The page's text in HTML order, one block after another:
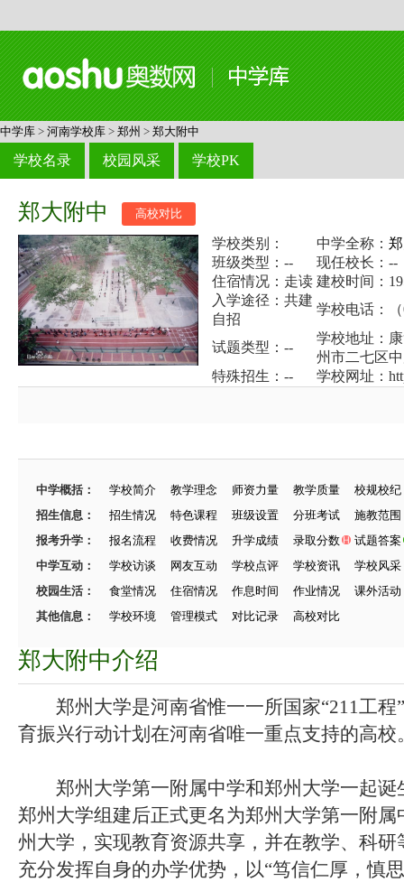
中学库 > 河南学校库 > 郑州 > 郑大附中
学校名录 校园风采 学校PK
郑大附中 高校对比
学校类别： 中学全称：
班级类型：--
现任校长：--
住宿情况：走读 建校时间：
入学途径：共建
自招
学校电话：（
试题类型：--
学校地址：
州市二七区
特殊招生：--
学校网址：
中学概括： 学校简介 教学理念 师资力量 教学质量
校规校纪
招生信息：
招生情况 特色课程 班级设置 分班考试
施教范围
报考升学：
报名流程 收费情况 升学成绩 录取分数
试题答案
中学互动：
学校访谈 网友互动 学校点评 学校资讯
学校风采
校园生活：
食堂情况 住宿情况 作息时间 作业情况
课外活动
其他信息：
学校环境 管理模式 对比记录 高校对比
郑大附中介绍
郑州大学是河南省惟一一所国家“211工程
育振兴行动计划在河南省唯一重点支持的高校
郑州大学第一附属中学和郑州大学一起诞
郑州大学组建后正式更名为郑州大学第一附
州大学，实现教育资源共享，并在教学、科
充分发挥自身的办学优势，以“笃信仁厚，慎